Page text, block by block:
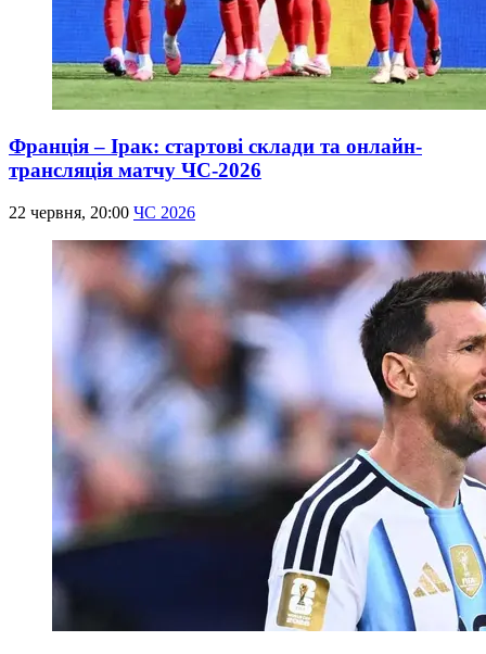
Франція – Ірак: стартові склади та онлайн-
трансляція матчу ЧС-2026
22 червня, 20:00 ЧС 2026